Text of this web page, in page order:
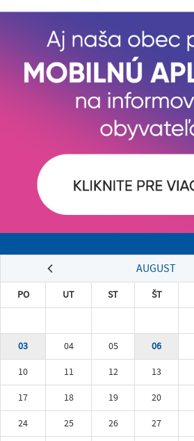
AUGUST
PO UT ST ŠT
03
04 05 06
10
11 12 13
17
18 19 20
24
25 26 27